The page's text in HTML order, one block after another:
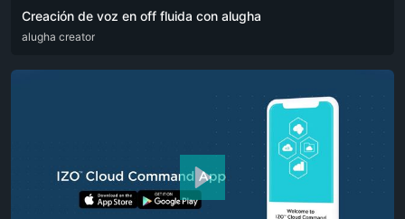
Creación de voz en off fluida con alugha
ARA CAT DEU
alugha creator